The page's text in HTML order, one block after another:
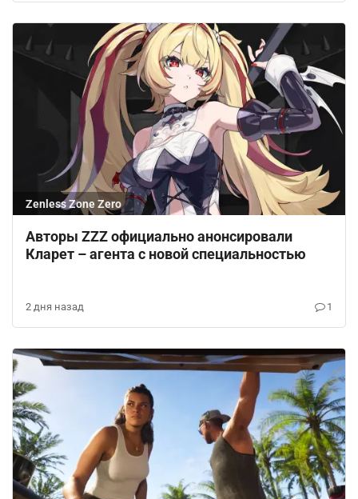
Zenless Zone Zero
Авторы ZZZ официально анонсировали
Кларет – агента с новой специальностью
2 дня назад 1